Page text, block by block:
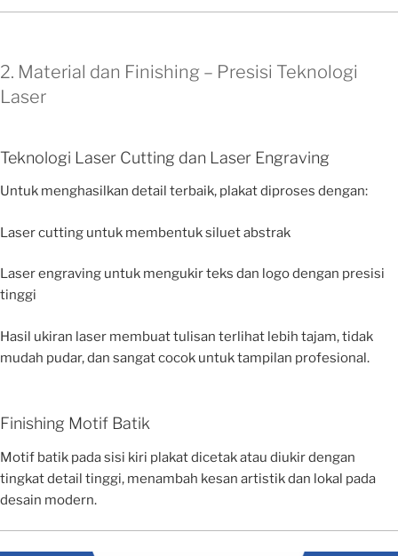
2. Material dan Finishing – Presisi Teknologi
Laser
Teknologi Laser Cutting dan Laser Engraving
Untuk menghasilkan detail terbaik, plakat diproses dengan:
Laser cutting untuk membentuk siluet abstrak
Laser engraving untuk mengukir teks dan logo dengan presisi
tinggi
Hasil ukiran laser membuat tulisan terlihat lebih tajam, tidak
mudah pudar, dan sangat cocok untuk tampilan profesional.
Finishing Motif Batik
Motif batik pada sisi kiri plakat dicetak atau diukir dengan
tingkat detail tinggi, menambah kesan artistik dan lokal pada
desain modern.